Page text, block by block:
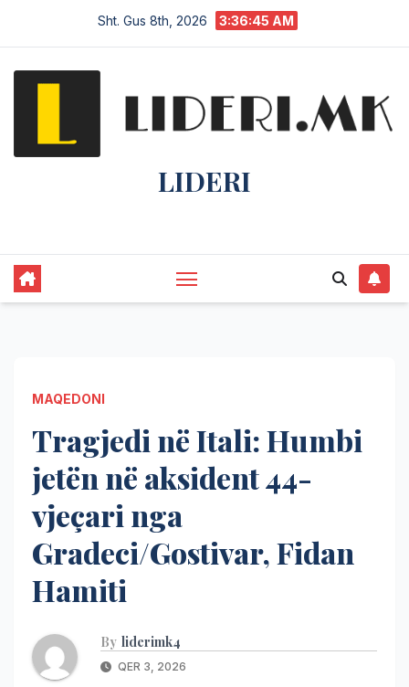
Sht. Gus 8th, 2026 3:36:46 AM
LIDERI
MAQEDONI
Tragjedi në Itali: Humbi
jetën në aksident 44-
vjeçari nga
Gradeci/Gostivar, Fidan
Hamiti
By liderimk4
QER 3, 2026